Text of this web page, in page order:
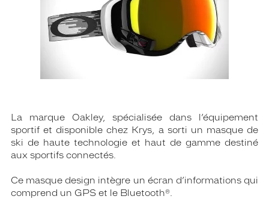
La marque Oakley, spécialisée dans l’équipement
sportif et disponible chez Krys, a sorti un masque de
ski de haute technologie et haut de gamme destiné
aux sportifs connectés.
Ce masque design intègre un écran d’informations qui
comprend un GPS et le Bluetooth®.